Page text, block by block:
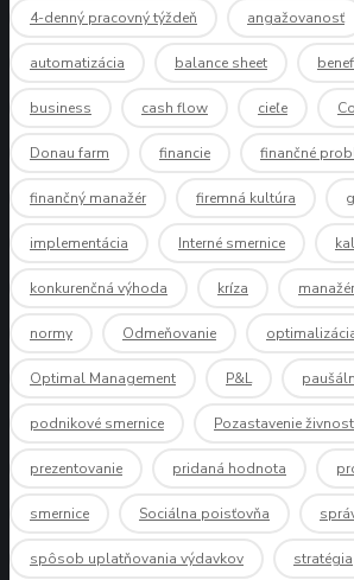
4-denný pracovný týždeň
angažovanosť
automatizácia balance sheet
business cash flow cieľe
Donau farm financie finančné
finančný manažér firemná kultúra
implementácia Interné smernice
konkurenčná výhoda kríza manažér
normy Odmeňovanie
Optimal Management P&L
podnikové smernice Pozastavenie
prezentovanie pridaná hodnota
smernice Sociálna poisťovňa
spôsob uplatňovania výdavkov stratégia